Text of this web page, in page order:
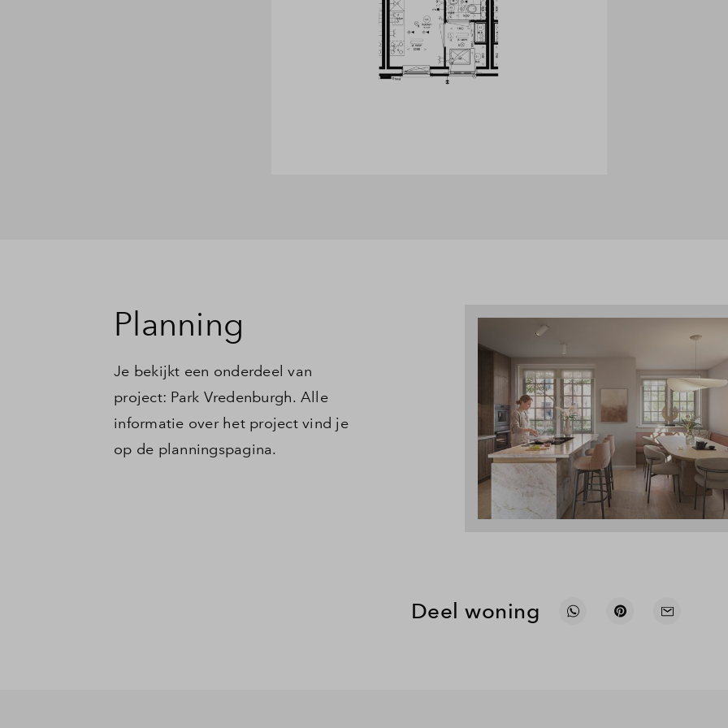
Planning
Je bekijkt een onderdeel van
project: Park Vredenburgh. Alle
informatie over het project vind je
op de planningspagina.
Deel woning